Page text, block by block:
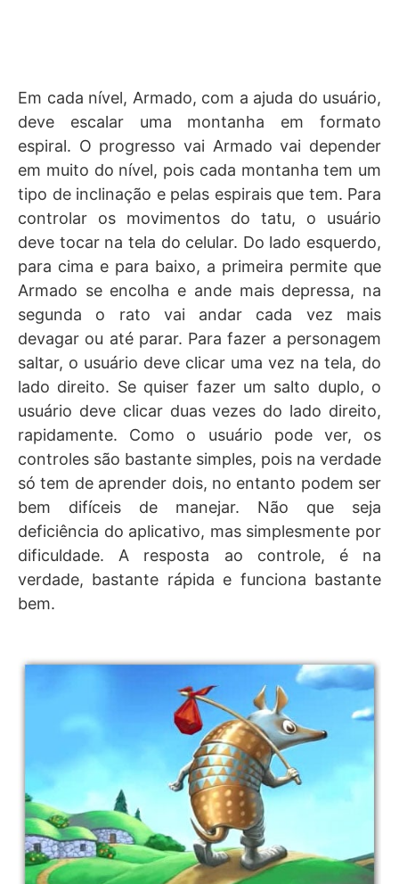
Em cada nível, Armado, com a ajuda do usuário,
deve escalar uma montanha em formato
espiral. O progresso vai Armado vai depender
em muito do nível, pois cada montanha tem um
tipo de inclinação e pelas espirais que tem. Para
controlar os movimentos do tatu, o usuário
deve tocar na tela do celular. Do lado esquerdo,
para cima e para baixo, a primeira permite que
Armado se encolha e ande mais depressa, na
segunda o rato vai andar cada vez mais
devagar ou até parar. Para fazer a personagem
saltar, o usuário deve clicar uma vez na tela, do
lado direito. Se quiser fazer um salto duplo, o
usuário deve clicar duas vezes do lado direito,
rapidamente. Como o usuário pode ver, os
controles são bastante simples, pois na verdade
só tem de aprender dois, no entanto podem ser
bem difíceis de manejar. Não que seja
deficiência do aplicativo, mas simplesmente por
dificuldade. A resposta ao controle, é na
verdade, bastante rápida e funciona bastante
bem.